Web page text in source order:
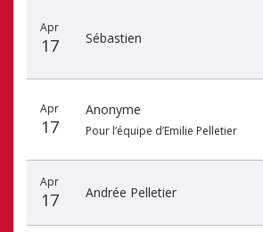
Apr
17 Sébastien
Apr
17
Anonyme
Pour l’équipe d’Emilie Pelletier
Apr
17 Andrée Pelletier